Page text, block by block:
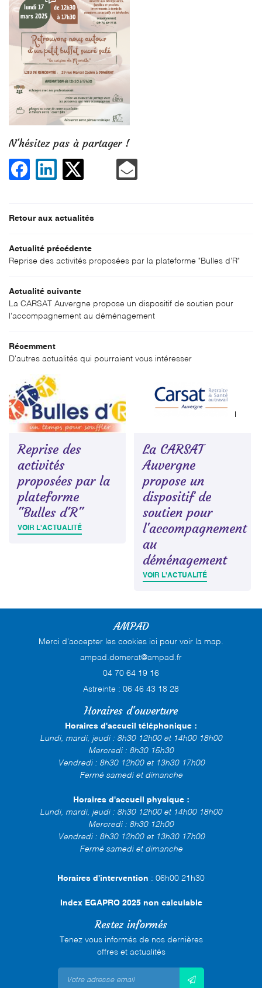
ACCUEIL
TARIFS
ACTUALITÉS
CONTACT
INSCRIPTION
N'hésitez pas à partager !
Retour aux actualités
Actualité précédente
Reprise des activités proposées par la plateforme "Bulles d'R"
Actualité suivante
La CARSAT Auvergne propose un dispositif de soutien pour
l'accompagnement au déménagement
Récemment
D'autres actualités qui pourraient vous intéresser
Reprise des
activités
proposées par la
plateforme
"Bulles d'R"
VOIR L'ACTUALITÉ
La CARSAT
Auvergne
propose un
dispositif de
soutien pour
l'accompagnement
au
déménagement
VOIR L'ACTUALITÉ
AMPAD
Merci d'accepter les cookies ici pour voir la map.
04 70 64 19 16
Astreinte : 06 46 43 18 28
Horaires d'ouverture
Horaires d'accueil téléphonique :
Lundi, mardi, jeudi : 8h30 12h00 et 14h00 18h00
Mercredi : 8h30 15h30
Vendredi : 8h30 12h00 et 13h30 17h00
Fermé samedi et dimanche
Horaires d'accueil physique :
Lundi, mardi, jeudi : 8h30 12h00 et 14h00 18h00
Mercredi : 8h30 12h00
Vendredi : 8h30 12h00 et 13h30 17h00
Fermé samedi et dimanche
Horaires d'intervention : 06h00 21h30
Index EGAPRO 2025 non calculable
Restez informés
Tenez vous informés de nos dernières
offres et actualités